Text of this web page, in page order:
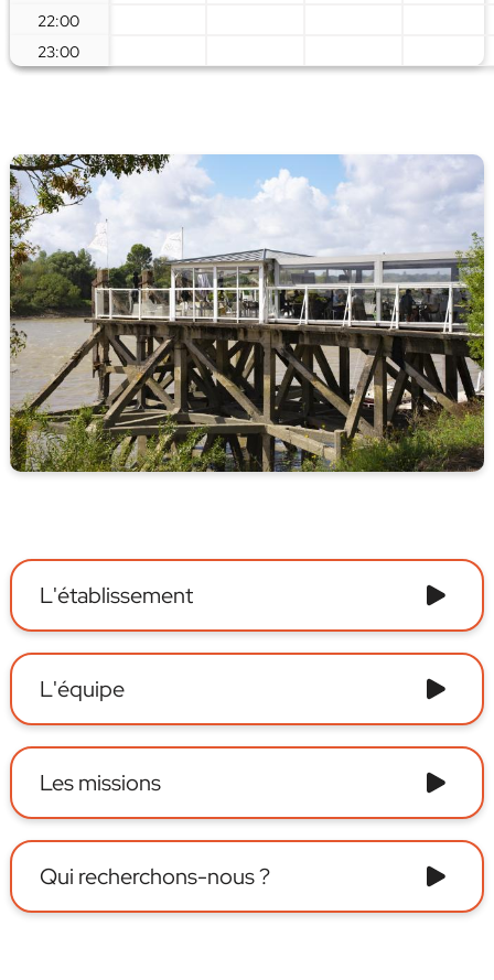
22:00
23:00
L'établissement
L'équipe
Les missions
Qui recherchons-nous ?